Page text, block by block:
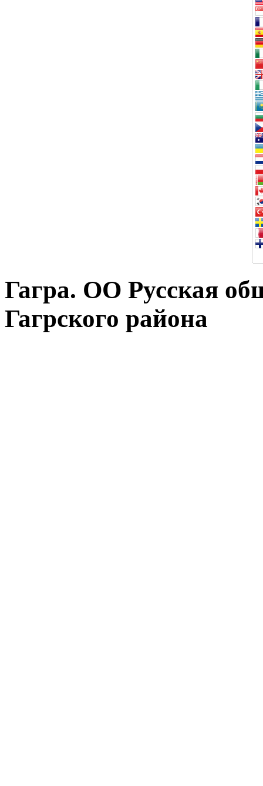
Гагра. ОО Русская
Гагрского района